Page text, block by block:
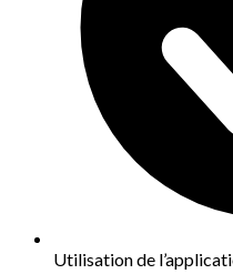
Utilisation de